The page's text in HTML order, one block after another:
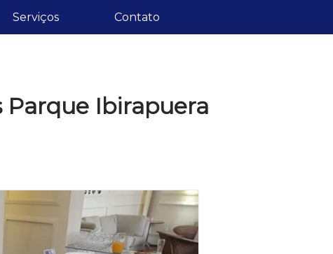
Serviços Contato
Parque Ibirapuera